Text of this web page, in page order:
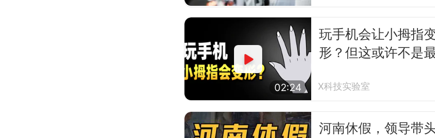
02:24
玩手机会让小拇指
形？但这或许不是
X科技实验室
河南休假，领导带